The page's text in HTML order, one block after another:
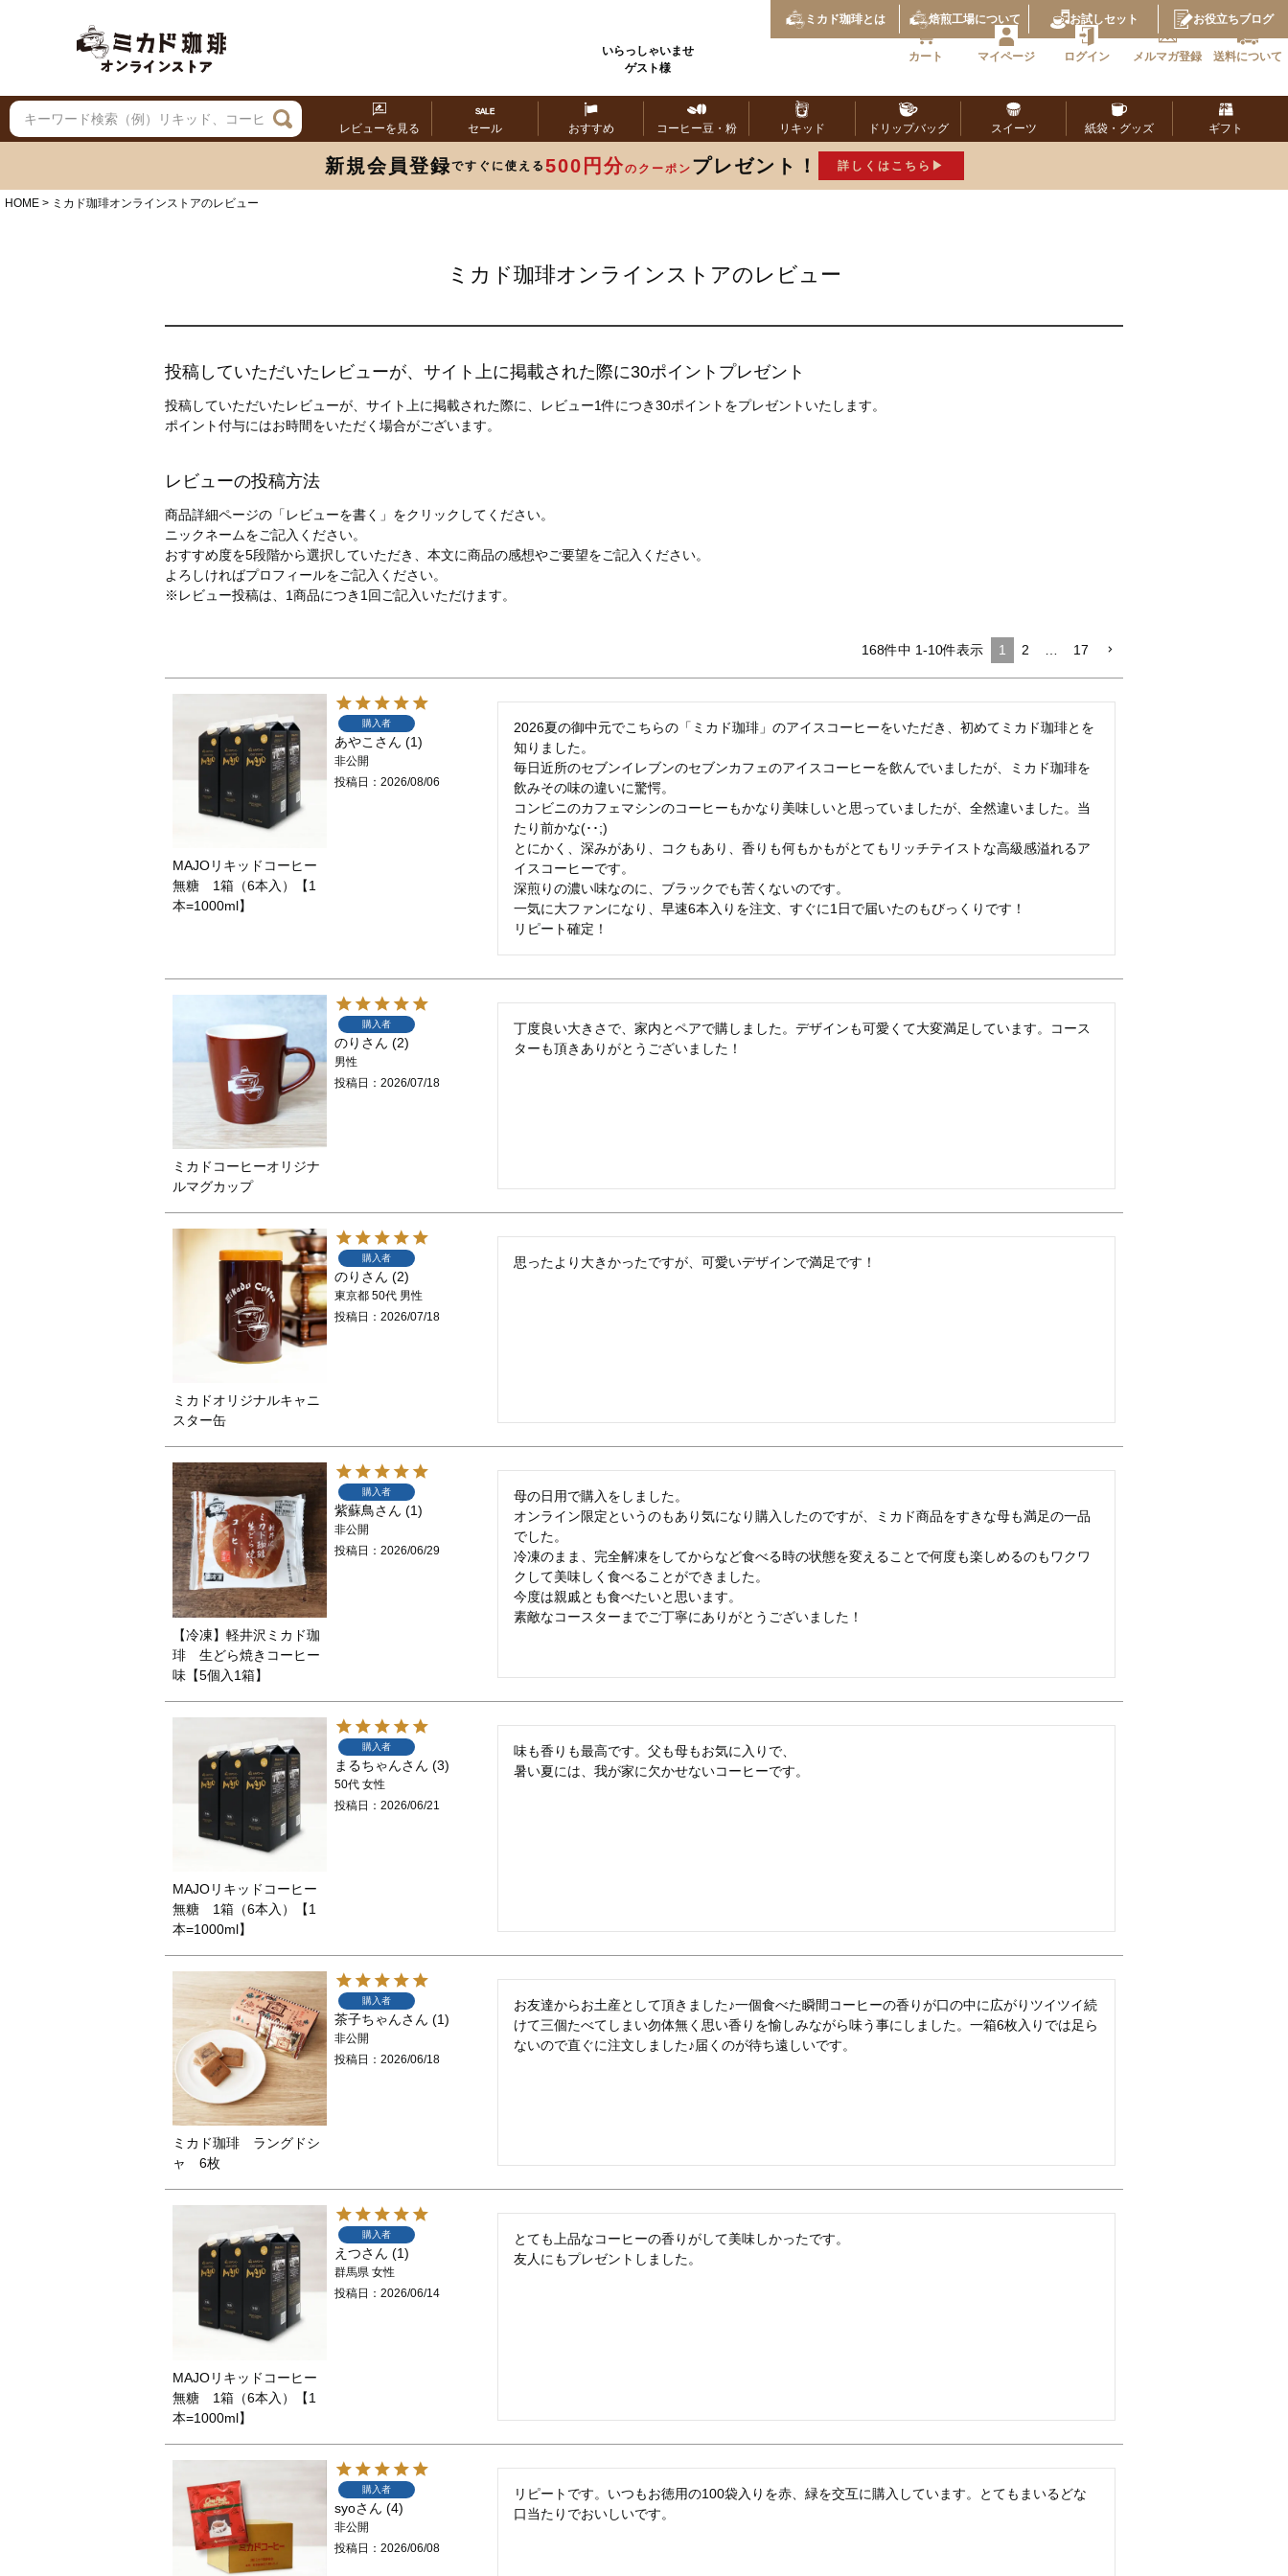
いらっしゃいませ
ゲスト様
ミカド珈琲とは 焙煎工場について お試しセット お役立ちブログ
カート マイページ ログイン メルマガ登録 送料について
レビューを見る セール おすすめ コーヒー豆・粉 リキッド ドリップバッグ スイーツ 紙袋・ グッズ ギフト
新規会員登録ですぐに使える 500円分のクーポン プレゼント！ 詳しくはこちら
HOME ミカド珈琲オンラインストアのレビュー
ミカド珈琲オンラインストアのレビュー
投稿していただいたレビューが、サイト上に掲載された際に30ポイントプレゼント
投稿していただいたレビューが、サイト上に掲載された際に、レビュー1件につき30ポイントをプレゼントいたします。
ポイント付与にはお時間をいただく場合がございます。
レビューの投稿方法
商品詳細ページの「レビューを書く」をクリックしてください。
ニックネームをご記入ください。
おすすめ度を5段階から選択していただき、本文に商品の感想やご要望をご記入ください。
よろしければプロフィールをご記入ください。
※レビュー投稿は、1商品につき1回ご記入いただけます。
168件中 1-10件表示 1 2 17
MAJOリキッドコーヒー
無糖 1箱（6本入）【1
本=1000ml】
購入者
あやこ 1
非公開
投稿日
2026/08/06
2026夏の御中元でこちらの「ミカド珈琲」のアイスコーヒーをいただき、初めてミカド珈琲とを
知りました。
毎日近所のセブンイレブンのセブンカフェのアイスコーヒーを飲んでいましたが、ミカド珈琲を
飲みその味の違いに驚愕。
コンビニのカフェマシンのコーヒーもかなり美味しいと思っていましたが、全然違いました。当
たり前かな(･･;)
とにかく、深みがあり、コクもあり、香りも何もかもがとてもリッチテイストな高級感溢れるア
イスコーヒーです。
深煎りの濃い味なのに、ブラックでも苦くないのです。
一気に大ファンになり、早速6本入りを注文、すぐに1日で届いたのもびっくりです！
リピート確定！
ミカドコーヒーオリジナ
ルマグカップ
購入者
のり 2
男性
投稿日
2026/07/18
丁度良い大きさで、家内とペアで購しました。デザインも可愛くて大変満足しています。コース
ターも頂きありがとうございました！
ミカドオリジナルキャニ
スター缶
購入者
のり 2
東京都 50代 男性
投稿日
2026/07/18
思ったより大きかったですが、可愛いデザインで満足です！
【冷凍】軽井沢ミカド珈
琲 生どら焼きコーヒー
味【5個入1箱】
購入者
紫蘇鳥 1
非公開
投稿日
2026/06/29
母の日用で購入をしました。
オンライン限定というのもあり気になり購入したのですが、ミカド商品をすきな母も満足の一品
でした。
冷凍のまま、完全解凍をしてからなど食べる時の状態を変えることで何度も楽しめるのもワクワ
クして美味しく食べることができました。
今度は親戚とも食べたいと思います。
素敵なコースターまでご丁寧にありがとうございました！
MAJOリキッドコーヒー
無糖 1箱（6本入）【1
本=1000ml】
購入者
まるちゃん 3
50代 女性
投稿日
2026/06/21
味も香りも最高です。父も母もお気に入りで、
ミカド珈琲 ラングドシ
ャ 6枚
購入者
茶子ちゃん 1
非公開
投稿日
2026/06/18
お友達からお土産として頂きました♪一個食べた瞬間コーヒーの香りが口の中に広がりツイツイ続
けて三個たべてしまい勿体無く思い香りを愉しみながら味う事にしました。一箱6枚入りでは足ら
ないので直ぐに注文しました♪届くのが待ち遠しいです。
MAJOリキッドコーヒー
無糖 1箱（6本入）【1
本=1000ml】
購入者
えつ 1
群馬県 女性
投稿日
2026/06/14
とても上品なコーヒーの香りがして美味しかったです。
友人にもプレゼントしました。
購入者
syo 4
非公開
投稿日
2026/06/08
リピートです。いつもお徳用の100袋入りを赤、緑を交互に購入しています。とてもまいるどな
口当たりでおいしいです。